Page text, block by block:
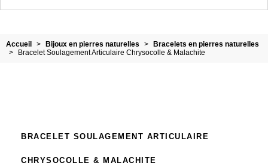
Accueil > Bijoux en pierres naturelles >
Bracelets en pierres naturelles
>
Bracelet Soulagement Articulaire Chrysocolle & Malachite
BRACELET SOULAGEMENT ARTICULAIRE
CHRYSOCOLLE & MALACHITE